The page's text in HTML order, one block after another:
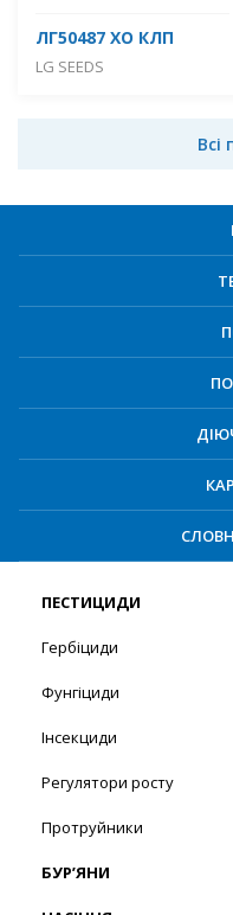
ЛГ50487 ХО КЛП
LG SEEDS
Всі
ПЕСТИЦИДИ
Гербіциди
Фунгіциди
Інсекциди
Регулятори росту
Протруйники
БУР’ЯНИ